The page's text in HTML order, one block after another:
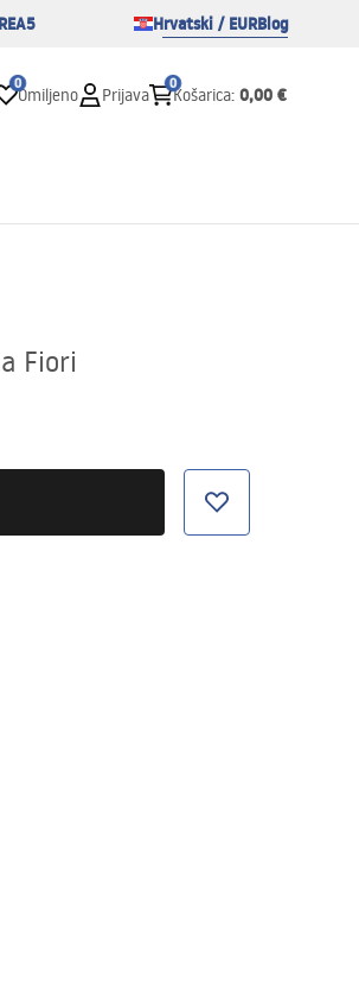
Hrvatski / EURBlog
0
Omiljeno Prijava
0
Košarica: 0,00 €
Fiori